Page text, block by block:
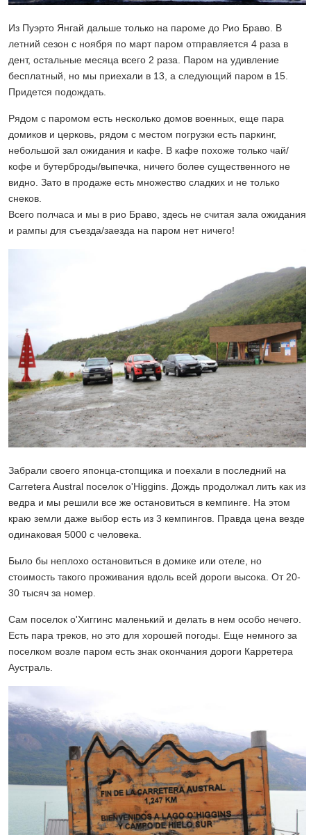
Из Пуэрто Янгай дальше только на пароме до Рио Браво. В
летний сезон с ноября по март паром отправляется 4 раза в
дент, остальные месяца всего 2 раза. Паром на удивление
бесплатный, но мы приехали в 13, а следующий паром в 15.
Придется подождать.
Рядом с паромом есть несколько домов военных, еще пара
домиков и церковь, рядом с местом погрузки есть паркинг,
небольшой зал ожидания и кафе. В кафе похоже только чай/
кофе и бутерброды/выпечка, ничего более существенного не
видно. Зато в продаже есть множество сладких и не только
снеков.
Всего полчаса и мы в рио Браво, здесь не считая зала ожидания
и рампы для съезда/заезда на паром нет ничего!
Забрали своего японца-стопщика и поехали в последний на
Carretera Austral поселок o'Higgins. Дождь продолжал лить как из
ведра и мы решили все же остановиться в кемпинге. На этом
краю земли даже выбор есть из 3 кемпингов. Правда цена везде
одинаковая 5000 с человека.
Было бы неплохо остановиться в домике или отеле, но
стоимость такого проживания вдоль всей дороги высока. От 20-
30 тысяч за номер.
Сам поселок о'Хиггинс маленький и делать в нем особо нечего.
Есть пара треков, но это для хорошей погоды. Еще немного за
поселком возле паром есть знак окончания дороги Карретера
Аустраль.